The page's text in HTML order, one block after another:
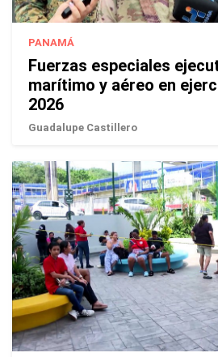
PANAMÁ
Fuerzas especiales
marítimo y aéreo en
2026
Guadalupe Castillero